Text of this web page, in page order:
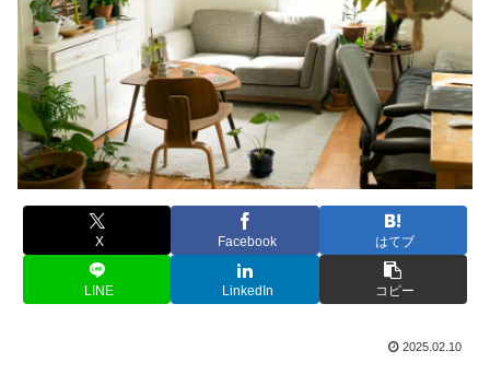
X Facebook はてブ
LINE LinkedIn コピー
2025.02.10